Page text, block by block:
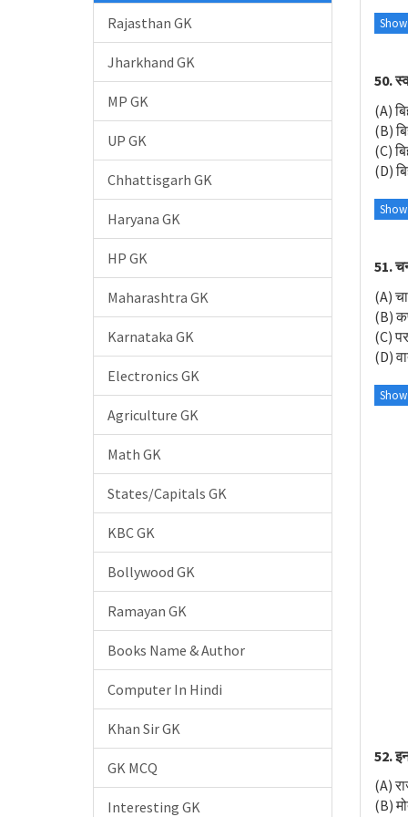
50.
(A)
(B)
(C)
(D)
51.
(A)
(B)
(C)
(D)
52.
(A)
(B)
Rajasthan GK
Jharkhand GK
MP GK
UP GK
Chhattisgarh GK
Haryana GK
HP GK
Maharashtra GK
Karnataka GK
Electronics GK
Agriculture GK
Math GK
States/Capitals GK
KBC GK
Bollywood GK
Ramayan GK
Books Name & Author
Computer In Hindi
Khan Sir GK
GK MCQ
Interesting GK